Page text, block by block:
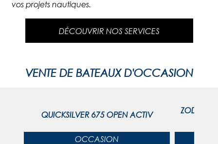
vos projets nautiques.
DÉCOUVRIR NOS SERVICES
VENTE DE BATEAUX D'OCCASION
QUICKSILVER 675 OPEN ACTIV
OCCASION
ZODIAC